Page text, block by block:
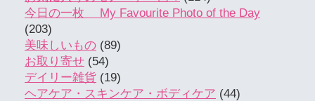
今日の一枚 My Favourite Photo of the Day
(203)
美味しいもの (89)
お取り寄せ (54)
デイリー雑貨 (19)
ヘアケア・スキンケア・ボディケア (44)